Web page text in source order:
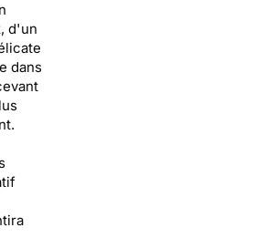
d'un
dans